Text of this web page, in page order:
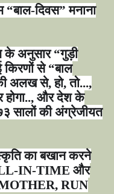
“बाल-दिवस”मनाना
के अनुसार“गुड़ी
किरणों से “बाल
अलख से,हो,तो...,
, और देश के
सालों की अंग्रेजीयत
का बखान करने
IN-TIME और
RUN